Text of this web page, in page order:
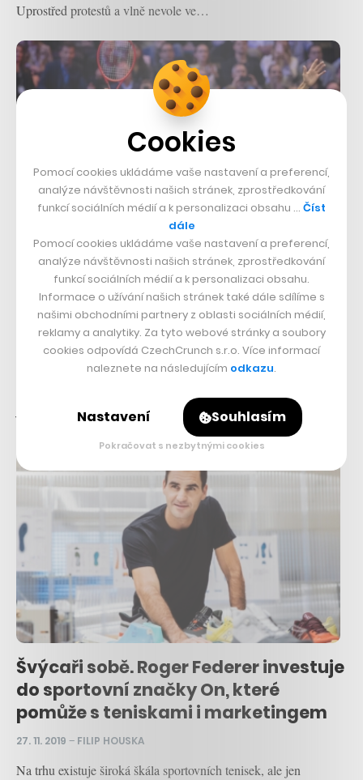
Uprostřed protestů a vlně nevole ve…
Z tenisového kurtu do peněženek.
Roger Federer je první žijící osobou
raženou do švýcarského franku
04. 12. 2019 – VOJTĚCH SEDLÁČEK
Se sportovními úspěchy jde ruku v ruce také popularita. Úspěšní
jsou stavěny sochy a raženy…
Švýcaři sobě. Roger Federer investuje
do sportovní značky On, které
pomůže s teniskami i marketingem
27. 11. 2019 – FILIP HOUSKA
Na trhu existuje široká škála sportovních tenisek, ale jen
Cookies
Pomocí cookies ukládáme vaše nastavení a preferencí,
analýze návštěvnosti našich stránek, zprostředkování
funkcí sociálních médií a k personalizaci obsahu … Číst
dále
Pomocí cookies ukládáme vaše nastavení a preferencí,
analýze návštěvnosti našich stránek, zprostředkování
funkcí sociálních médií a k personalizaci obsahu.
Informace o užívání našich stránek také dále sdílíme s
našimi obchodními partnery z oblasti sociálních médií,
reklamy a analytiky. Za tyto webové stránky a soubory
cookies odpovídá CzechCrunch s.r.o. Více informací
naleznete na následujícím odkazu.
Nastavení Souhlasím
Pokračovat s nezbytnými cookies